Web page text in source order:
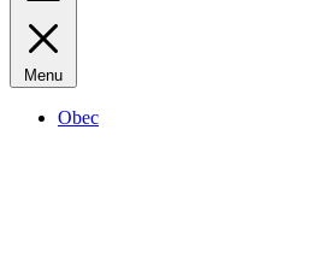
Menu
Obec